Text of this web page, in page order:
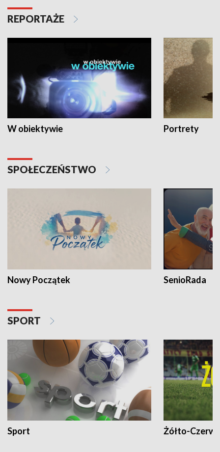
REPORTAŻE
W obiektywie Portrety
SPOŁECZEŃSTWO
Nowy Początek SenioRada
SPORT
Sport Żółto-